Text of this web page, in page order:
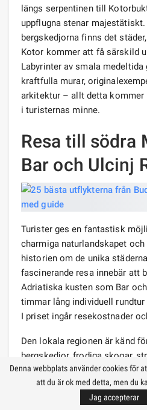
längs serpentinen till
uppflugna stenar
bergskedjorna finns det
Kotor kommer att få särskild
Labyrinter av smala medeltida
kraftfulla murar,
arkitektur – allt detta kommer
i turisternas minne.
Resa till södra
Bar och Ulcinj
Turister ges en fantastisk
charmiga naturlandskapet och
historien om de unika
fascinerande resa innebär att
Adriatiska kusten som Bar
timmar lång individuell
I priset ingår resekostnader
Den lokala regionen är känd
bergskedjor, frodiga skogar,
arkitektoniska monument.
besöka Old Bar, som ligger
Detta är bokstavligen ett
Denna webbplats använder cookies för
att du är ok med detta, men du
Jag accepterar